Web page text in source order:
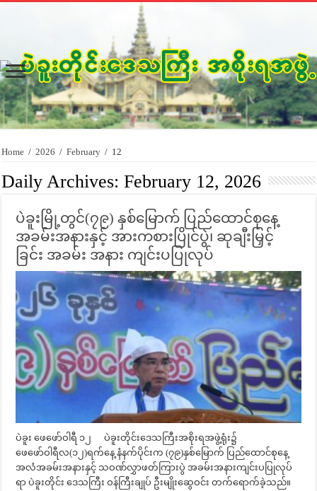
Home / 2026 / February / 12
Daily Archives:February 12, 2026
ပဲခူးမြို့တွင်(၇၉) နှစ်မြောက် ပြည်ထောင်စုနေ့
အခမ်းအနားနှင့် အားကစားပြိုင်ပွဲ၊ ဆုချီးမြှင့်
ခြင်း အခမ်း အနား ကျင်းပပြုလုပ်
ပဲခူး ဖေဖော်ဝါရီ ၁၂ ပဲခူးတိုင်းဒေသကြီးအစိုးရအဖွဲ့ရုံး၌
ဖေဖော်ဝါရီလ(၁၂)ရက်နေ့ နံနက်ပိုင်းက (၇၉)နှစ်မြောက် ပြည်ထောင်စုနေ့
အလံအခမ်းအနားနှင့် သဝဏ်လွှာဖတ်ကြားပွဲ အခမ်းအနားကျင်းပပြုလုပ်
ရာ ပဲခူးတိုင်း ဒေသကြီး ဝန်ကြီးချုပ် ဦးမျိုးဆွေဝင်း တက်ရောက်ခဲ့သည်။